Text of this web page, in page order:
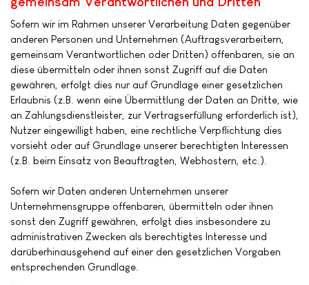
Sofern wir im Rahmen unserer Verarbeitung Daten gegenüber
anderen Personen und Unternehmen (Auftragsverarbeitern,
gemeinsam Verantwortlichen oder Dritten) offenbaren, sie an
diese übermitteln oder ihnen sonst Zugriff auf die Daten
gewähren, erfolgt dies nur auf Grundlage einer gesetzlichen
Erlaubnis (z.B. wenn eine Übermittlung der Daten an Dritte, wie
an Zahlungsdienstleister, zur Vertragserfüllung erforderlich ist),
Nutzer eingewilligt haben, eine rechtliche Verpflichtung dies
vorsieht oder auf Grundlage unserer berechtigten Interessen
(z.B. beim Einsatz von Beauftragten, Webhostern, etc.).
Sofern wir Daten anderen Unternehmen unserer
Unternehmensgruppe offenbaren, übermitteln oder ihnen
sonst den Zugriff gewähren, erfolgt dies insbesondere zu
administrativen Zwecken als berechtigtes Interesse und
darüberhinausgehend auf einer den gesetzlichen Vorgaben
entsprechenden Grundlage.